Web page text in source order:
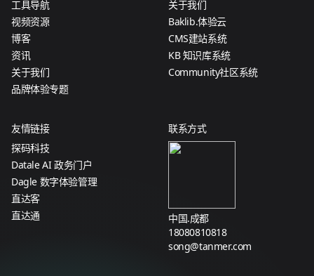
工具导航
视频资源
博客
资讯
关于我们
品牌体验专题
关于我们
Baklib.体验云
CMS建站系统
KB 知识库系统
Community社区系统
友情链接
探码科技
Datale AI 政务门户
Dagle 数字体验管理
直达客
直达通
联系方式
中国.成都
18080810818
song@tanmer.com